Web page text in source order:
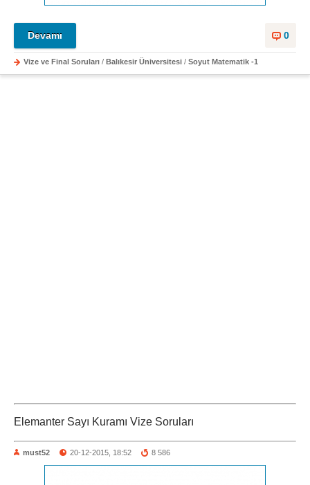
0
Devamı
Vize ve Final Soruları / Balıkesir Üniversitesi / Soyut Matematik -1
Elemanter Sayı Kuramı Vize Soruları
must52 20-12-2015, 18:52 8 586